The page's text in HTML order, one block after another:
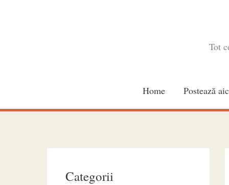
Tot
Home Postează
Categorii